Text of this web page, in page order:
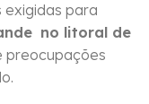
exigidas para
no litoral de
preocupações